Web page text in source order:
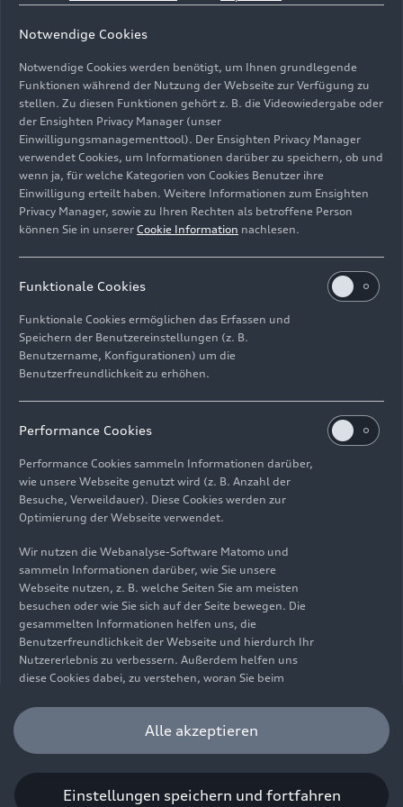
Pfeilgrau Perleffekt, Outdoor-Standaufnahme,
Exterieur, Seitenansicht
Bild-Nr: A251607 · Copyright: AUDI AG
Rechte: Verwendung für Pressezwecke honorarfrei
ImpressumRechtliches
Hinweisgebersystem
Informationen zur BarrierefreiheitKontakt
© 2026 AUDI AG. Alle Rechte vorbehalten.
EN
Die Angaben zu Kraftstoffverbrauch, Stromverbrauch, CO₂-
Emissionen und elektrischer Reichweite wurden nach dem
gesetzlich vorgeschriebenen Messverfahren „Worldwide
Harmonized Light Vehicles Test Procedure“ (WLTP) gemäß
Verordnung (EG) 715/2007 ermittelt. Zusatzausstattungen und
Zubehör (Anbauteile, Reifenformat usw.) können relevante
Aerodynamik verändern und neben Witterungs- und
Verkehrsbedingungen sowie dem individuellen Fahrverhalten den
Sie unter www.audi.de/wltp.
Notwendige Cookies
Notwendige Cookies werden benötigt, um Ihnen grundlegende
Funktionen während der Nutzung der Webseite zur Verfügung zu
stellen. Zu diesen Funktionen gehört z. B. die Videowiedergabe oder
der Ensighten Privacy Manager (unser
Einwilligungsmanagementtool). Der Ensighten Privacy Manager
verwendet Cookies, um Informationen darüber zu speichern, ob und
wenn ja, für welche Kategorien von Cookies Benutzer ihre
Einwilligung erteilt haben. Weitere Informationen zum Ensighten
Privacy Manager, sowie zu Ihren Rechten als betroffene Person
können Sie in unserer Cookie Information nachlesen.
Funktionale Cookies
Funktionale Cookies ermöglichen das Erfassen und
Speichern der Benutzereinstellungen (z. B.
Benutzername, Konfigurationen) um die
Benutzerfreundlichkeit zu erhöhen.
Performance Cookies
Performance Cookies sammeln Informationen darüber,
wie unsere Webseite genutzt wird (z. B. Anzahl der
Besuche, Verweildauer). Diese Cookies werden zur
Optimierung der Webseite verwendet.
Wir nutzen die Webanalyse-Software Matomo und
sammeln Informationen darüber, wie Sie unsere
Webseite nutzen, z. B. welche Seiten Sie am meisten
besuchen oder wie Sie sich auf der Seite bewegen. Die
gesammelten Informationen helfen uns, die
Benutzerfreundlichkeit der Webseite und hierdurch Ihr
Nutzererlebnis zu verbessern. Außerdem helfen uns
diese Cookies dabei, zu verstehen, woran Sie beim
unser Angebot optimieren können. Bitte beachten Sie,
dass Sie Ihre Einwilligung bezüglich der Platzierung von
Performance Cookies jederzeit widerrufen können.
Cookie Information.
Alle akzeptieren
Einstellungen speichern und fortfahren